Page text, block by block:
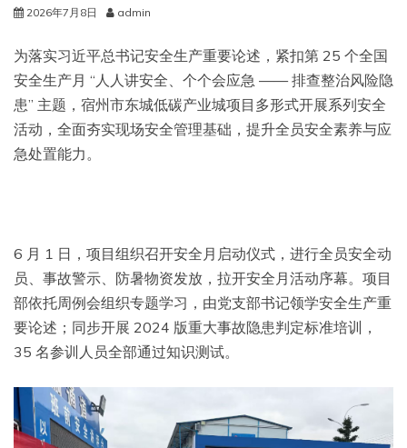
2026年7月8日 admin
为落实习近平总书记安全生产重要论述，紧扣第 25 个全国
安全生产月 “人人讲安全、个个会应急 —— 排查整治风险隐
患” 主题，宿州市东城低碳产业城项目多形式开展系列安全
活动，全面夯实现场安全管理基础，提升全员安全素养与应
急处置能力。
6 月 1 日，项目组织召开安全月启动仪式，进行全员安全动
员、事故警示、防暑物资发放，拉开安全月活动序幕。项目
部依托周例会组织专题学习，由党支部书记领学安全生产重
要论述；同步开展 2024 版重大事故隐患判定标准培训，
35 名参训人员全部通过知识测试。